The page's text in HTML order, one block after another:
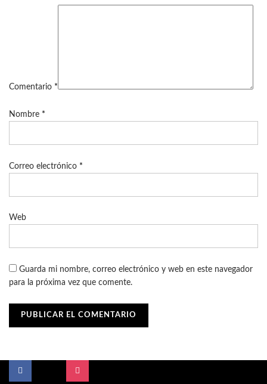
Comentario *
Nombre *
Correo electrónico *
Web
Guarda mi nombre, correo electrónico y web en este navegador
para la próxima vez que comente.